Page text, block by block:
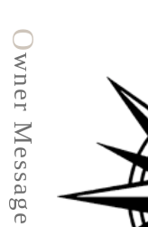
O
w
n
e
r
M
e
s
s
a
g
e